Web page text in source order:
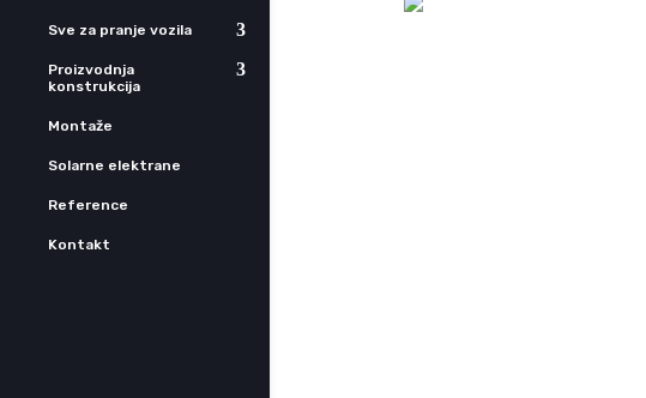
Sve za pranje vozila
Proizvodnja
konstrukcija
Montaže
Solarne elektrane
Reference
Kontakt